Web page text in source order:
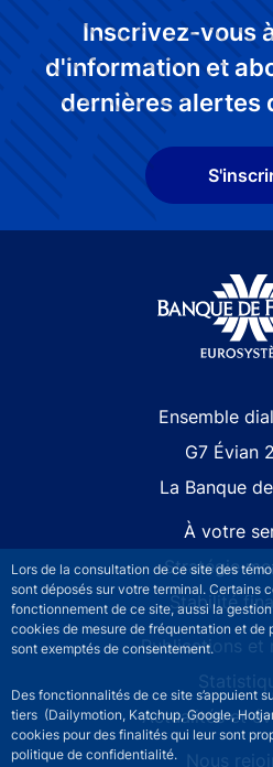
Lors de la consultation de ce site des
sont déposés sur votre terminal. Certains
fonctionnement de ce site, aussi la
cookies de mesure de fréquentation et de
sont exemptés de consentement.
Des fonctionnalités de ce site s’appuient
tiers (Dailymotion, Katchup, Google,
cookies pour des finalités qui leur sont
politique de confidentialité.
Inscrivez-vous
d'information et
dernières alertes
Ensemble
G7 Évian
La Banque
À votre
Stratégie
Stabilité
Publications et
Actualités et
Nous